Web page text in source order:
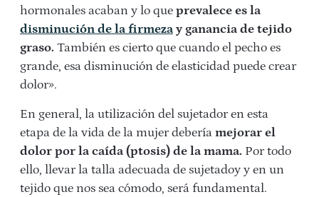
hormonales acaban y lo que prevalece es la
disminución de la firmeza y ganancia de tejido
graso. También es cierto que cuando el pecho es
grande, esa disminución de elasticidad puede crear
dolor».
En general, la utilización del sujetador en esta
etapa de la vida de la mujer debería mejorar el
dolor por la caída (ptosis) de la mama. Por todo
ello, llevar la talla adecuada de sujetadoy y en un
tejido que nos sea cómodo, será fundamental.